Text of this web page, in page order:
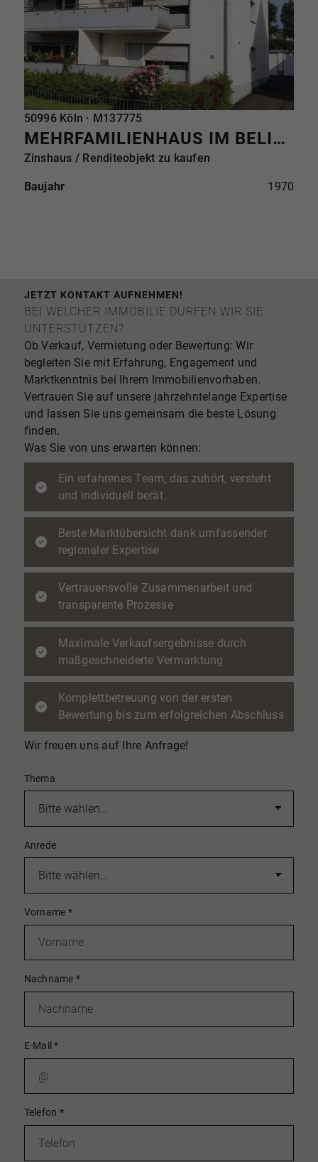
REFERENZ
50996 Köln · M137775
MEHRFAMILIENHAUS IM BELIEBTEN RODENKIRCHEN
Zinshaus / Renditeobjekt zu kaufen
Baujahr 1970
JETZT KONTAKT AUFNEHMEN!
BEI WELCHER IMMOBILIE DÜRFEN WIR SIE
UNTERSTÜTZEN?
Ob Verkauf, Vermietung oder Bewertung: Wir
begleiten Sie mit Erfahrung, Engagement und
Marktkenntnis bei Ihrem Immobilienvorhaben.
Vertrauen Sie auf unsere jahrzehntelange Expertise
und lassen Sie uns gemeinsam die beste Lösung
finden.
Was Sie von uns erwarten können:
Ein erfahrenes Team, das zuhört, versteht
und individuell berät
Beste Marktübersicht dank umfassender
regionaler Expertise
Vertrauensvolle Zusammenarbeit und
transparente Prozesse
Maximale Verkaufsergebnisse durch
maßgeschneiderte Vermarktung
Komplettbetreuung von der ersten
Bewertung bis zum erfolgreichen Abschluss
Wir freuen uns auf Ihre Anfrage!
Thema
Anrede
Vorname *
Nachname *
E-Mail*
Telefon *